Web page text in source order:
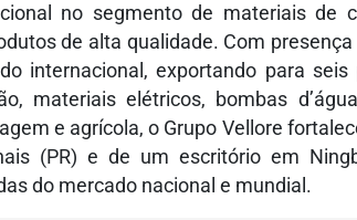
no segmento de materiais de
de alta qualidade. Com
internacional, exportando para
materiais elétricos, bombas
e agrícola, o Grupo Vellore
(PR) e de um escritório em
do mercado nacional e mundial.